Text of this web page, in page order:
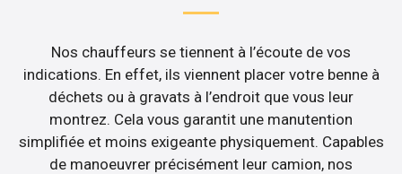
Nos chauffeurs se tiennent à l’écoute de vos
indications. En effet, ils viennent placer votre benne à
déchets ou à gravats à l’endroit que vous leur
montrez. Cela vous garantit une manutention
simplifiée et moins exigeante physiquement. Capables
de manoeuvrer précisément leur camion, nos